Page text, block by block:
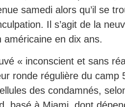
samedi alors qu’il se
Il s’agit de la
en dix ans.
« inconscient et sans
ronde régulière du camp
des condamnés,